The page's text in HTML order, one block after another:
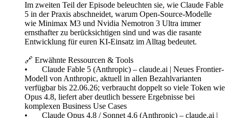
Im zweiten Teil der Episode beleuchten sie, wie Claude Fable
5 in der Praxis abschneidet, warum Open-Source-Modelle
wie Minimax M3 und Nvidia Nemotron 3 Ultra immer
ernsthafter zu berücksichtigen sind und was die rasante
Entwicklung für euren KI-Einsatz im Alltag bedeutet.
🔗 Erwähnte Ressourcen & Tools
• Claude Fable 5 (Anthropic) – claude.ai | Neues Frontier-
Modell von Anthropic, aktuell in allen Bezahlvarianten
verfügbar bis 22.06.26; verbraucht doppelt so viele Token wie
Opus 4.8, liefert aber deutlich bessere Ergebnisse bei
komplexen Business Use Cases
• Claude Opus 4.8 / Sonnet 4.6 (Anthropic) – claude.ai |